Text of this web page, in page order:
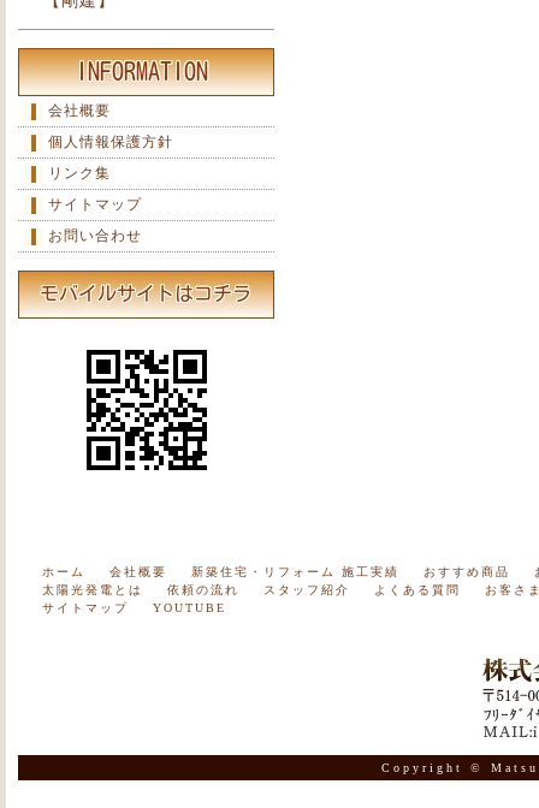
会社概要
個人情報保護方針
リンク集
サイトマップ
お問い合わせ
ホーム 会社概要 新築住宅・リフォーム 施工実績 おすすめ商品
太陽光発電とは
依頼の流れ スタッフ紹介 よくある質問
お客さ
サイトマップ
YOUTUBE
Copyright ©